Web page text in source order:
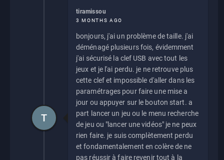
tiramissou
3 MONTHS AGO
bonjours, j'ai un problème de taille. j'ai
déménagé plusieurs fois, évidemment
j'ai sécurisé la clef USB avec tout les
jeux et je l'ai perdu. je ne retrouve plus
cette clef et impossible d'aller dans les
paramétrages pour faire une mise a
jour ou appuyer sur le bouton start. a
part lancer un jeu ou le menu recherche
de jeu ou "lancer une vidéos" je ne peux
rien faire. je suis complètement perdu
et fondamentalement en colère de ne
pas réussir à faire revenir tout à la
T